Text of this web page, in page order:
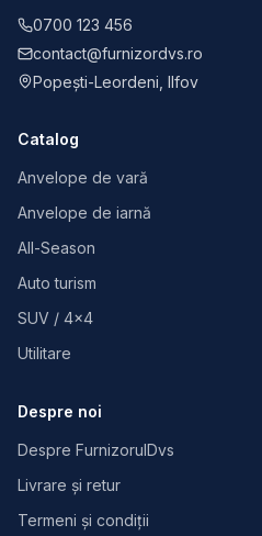
0700 123 456
contact@furnizordvs.ro
Popești-Leordeni, Ilfov
Catalog
Anvelope de vară
Anvelope de iarnă
All-Season
Auto turism
SUV / 4×4
Utilitare
Despre noi
Despre FurnizorulDvs
Livrare și retur
Termeni și condiții